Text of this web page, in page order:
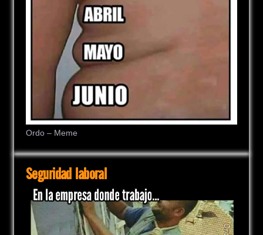
Ordo – Meme
Seguridad laboral